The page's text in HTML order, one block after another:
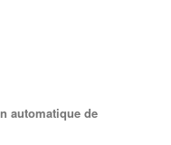
automatique de